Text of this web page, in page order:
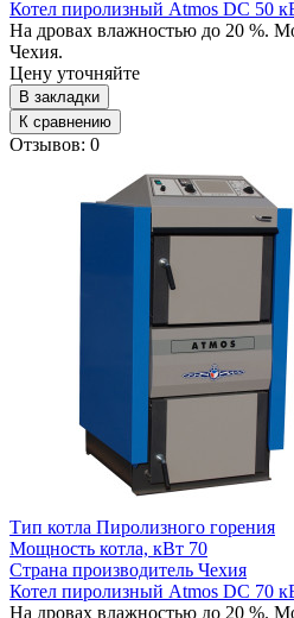
Котел пиролизный Atmos DC 50
На дровах влажностью до 20 %.
Чехия.
Цену уточняйте
В закладки
К сравнению
Отзывов: 0
Тип котла Пиролизного горения
Мощность котла, кВт 70
Страна производитель Чехия
Котел пиролизный Atmos DC 70
На дровах влажностью до 20 %.